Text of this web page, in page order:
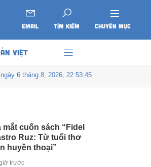
EMAIL TÌM KIẾM CHUYÊN MỤC
VIỆT
6 tháng 8, 2026, 22:53:47
mắt cuốn sách “Fidel
Ruz: Từ tuổi thơ
huyền thoại”
trước